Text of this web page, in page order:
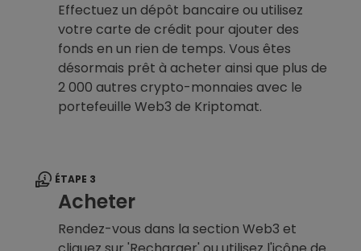
Effectuez un dépôt bancaire ou utilisez
votre carte de crédit pour ajouter des
fonds en un rien de temps. Vous êtes
désormais prêt à acheter ainsi que plus de
2 000 autres crypto-monnaies avec le
portefeuille Web3 de Kriptomat.
ÉTAPE 3
Acheter
Rendez-vous dans la section Web3 et